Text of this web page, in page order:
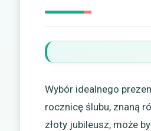
Wybór idealnego
rocznicę ślubu, znaną
złoty jubileusz, może